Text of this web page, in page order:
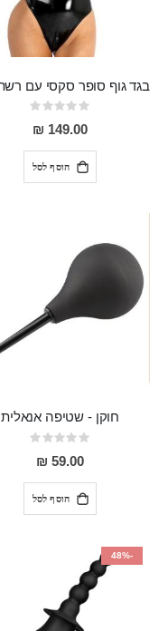
Rating:
0%
149.00 ₪
הוסף לסל
חוקן - שטיפה אנאלית
Rating:
0%
59.00 ₪
הוסף לסל
-48%